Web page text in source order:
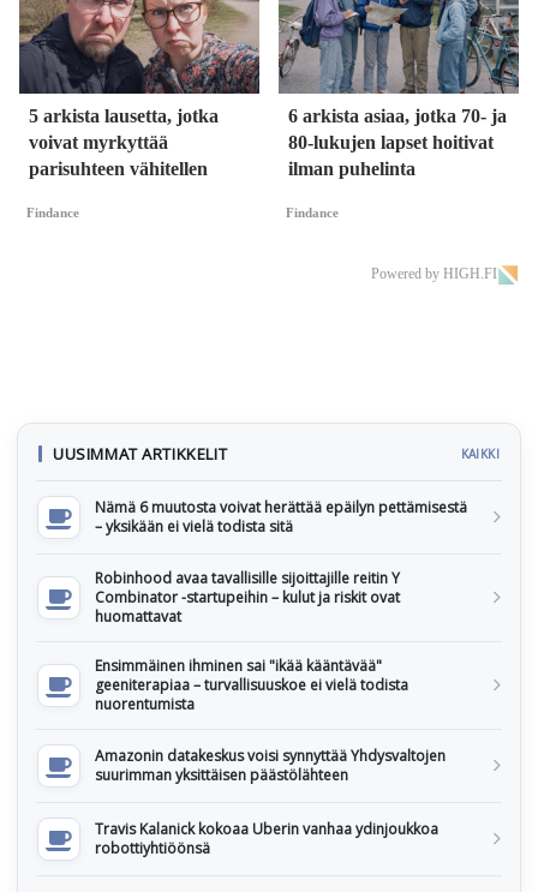
5 arkista lausetta, jotka
voivat myrkyttää
parisuhteen vähitellen
Findance
6 arkista asiaa, jotka 70- ja
80-lukujen lapset hoitivat
ilman puhelinta
Findance
Powered by HIGH.FI
UUSIMMAT ARTIKKELIT KAIKKI
Nämä 6 muutosta voivat herättää epäilyn pettämisestä
– yksikään ei vielä todista sitä
Robinhood avaa tavallisille sijoittajille reitin Y
Combinator -startupeihin – kulut ja riskit ovat
huomattavat
Ensimmäinen ihminen sai "ikää kääntävää"
geeniterapiaa – turvallisuuskoe ei vielä todista
nuorentumista
Amazonin datakeskus voisi synnyttää Yhdysvaltojen
suurimman yksittäisen päästölähteen
Travis Kalanick kokoaa Uberin vanhaa ydinjoukkoa
robottiyhtiöönsä